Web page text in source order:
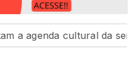
cultural da semana